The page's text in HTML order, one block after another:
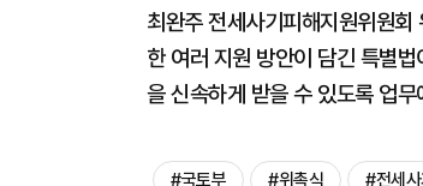
최완주 전세사기피해지원위원
한 여러 지원 방안이 담긴 특별
을 신속하게 받을 수 있도록 업
#국토부 #위촉식 #전세사